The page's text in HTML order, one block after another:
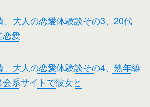
、大人の恋愛体験談その3、20代
恋愛
、大人の恋愛体験談その4、熟年離
系サイトで彼女と